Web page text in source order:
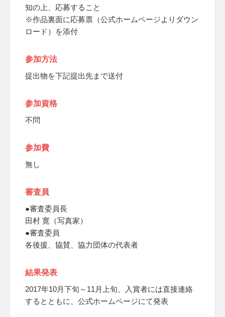
知の上、応募すること
※作品裏面に応募票（公式ホームページよりダウン
ロード）を添付
参加方法
提出物を下記提出先まで送付
参加資格
不問
参加費
無し
審査員
●審査委員長
田村 寛（写真家）
●審査委員
各後援、協賛、協力団体の代表者
結果発表
2017年10月下旬～11月上旬、入賞者には直接連絡
するとともに、公式ホームページにて発表